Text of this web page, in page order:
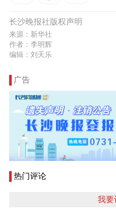
长沙晚报社版权声明
来源：新华社
作者：李明辉
编辑：刘天乐
广告
热门评论
我要